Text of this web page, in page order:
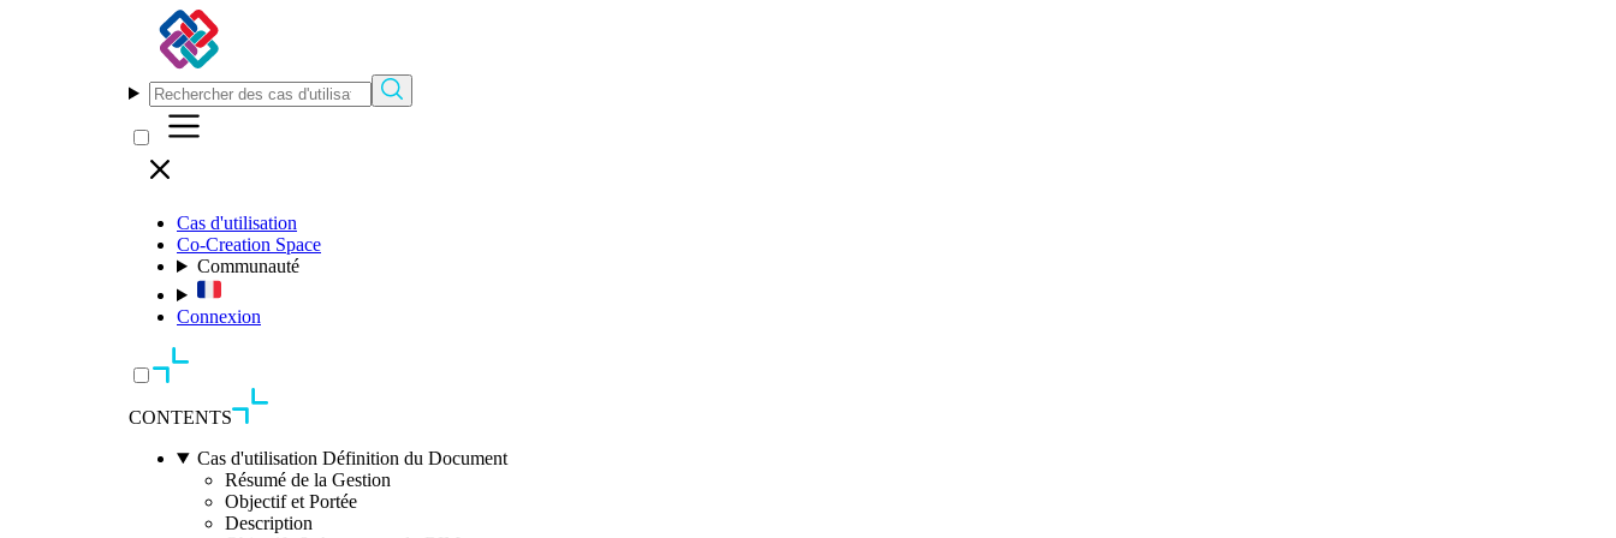
Cas d'utilisation
Co-Creation Space
Communauté
Connexion
CONTENTS
Cas d'utilisation Définition du Document
Résumé de la Gestion
Objectif et Portée
Description